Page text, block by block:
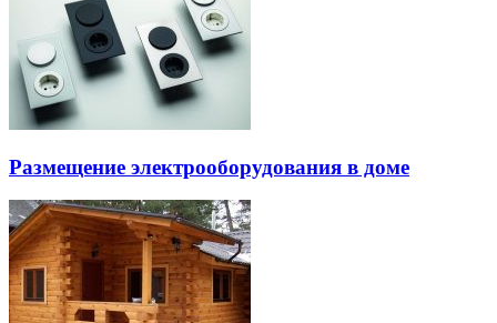
Размещение электрооборудования в доме